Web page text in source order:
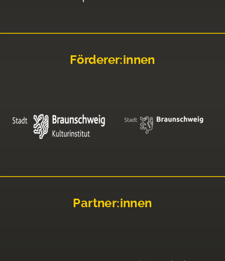
Förderer:innen
Partner:innen